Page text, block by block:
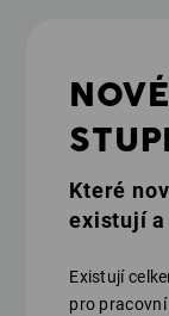
Které
existují a
Existují
pro